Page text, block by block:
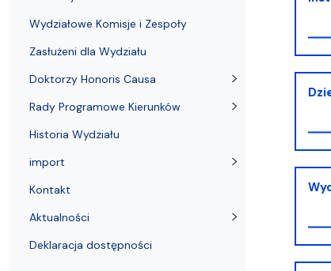
Wydziałowe Komisje i Zespoły
Zasłużeni dla Wydziału
Doktorzy Honoris Causa
Rady Programowe Kierunków
Historia Wydziału
import
Kontakt
Aktualności
Deklaracja dostępności